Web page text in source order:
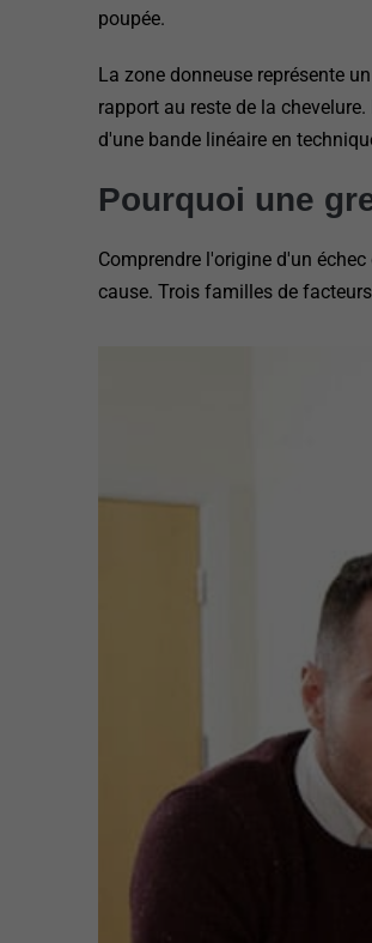
poupée.
La zone donneuse représente
rapport au reste de la
d'une bande linéaire en
Pourquoi une
Comprendre l'origine d'un
cause. Trois familles de